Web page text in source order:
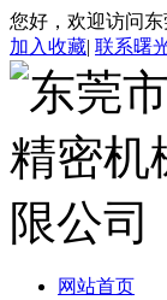
您好，欢迎访问
加入收藏| 联系曙
网站首页